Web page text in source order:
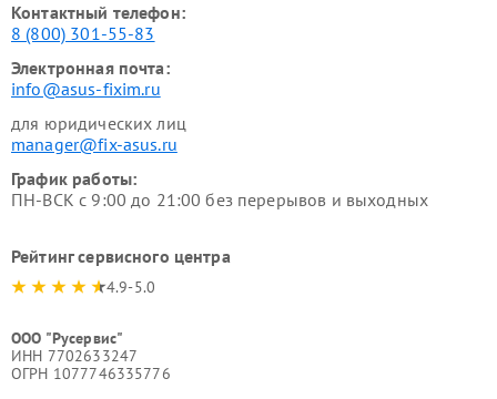
Контактный телефон:
8 (800) 301-55-83
Электронная почта:
info@asus-fixim.ru
для юридических лиц
manager@fix-asus.ru
График работы:
ПН-ВСК с 9:00 до 21:00 без перерывов и выходных
Рейтинг сервисного центра
4.9-5.0
ООО "Русервис"
ИНН 7702633247
ОГРН 1077746335776